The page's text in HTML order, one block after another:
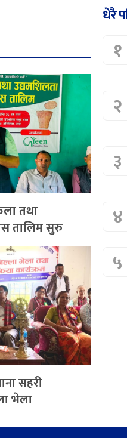
तथा
तालिम सुरु
सहरी
भेला
धेरै
१
२
३
४
५